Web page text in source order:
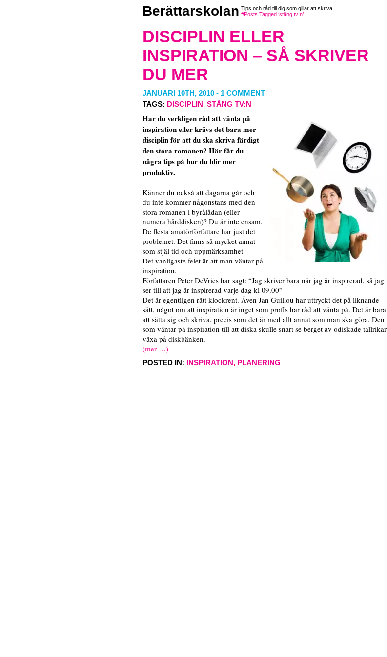
Berättarskolan Tips och råd till dig som gillar att skriva
#Posts Tagged ‘stäng tv:n’
DISCIPLIN ELLER
INSPIRATION – SÅ SKRIVER
DU MER
JANUARI 10TH, 2010 - 1 COMMENT
TAGS: DISCIPLIN, STÄNG TV:N
Har du verkligen råd att vänta på
inspiration eller krävs det bara mer
disciplin för att du ska skriva färdigt
den stora romanen? Här får du
några tips på hur du blir mer
produktiv.
Känner du också att dagarna går och
du inte kommer någonstans med den
stora romanen i byrålådan (eller
numera hårddisken)? Du är inte ensam.
De flesta amatörförfattare har just det
problemet. Det finns så mycket annat
som stjäl tid och uppmärksamhet.
Det vanligaste felet är att man väntar på
inspiration.
Författaren Peter DeVries har sagt: “Jag skriver bara när jag är inspirerad, så jag
ser till att jag är inspirerad varje dag kl 09.00”
Det är egentligen rätt klockrent. Även Jan Guillou har uttryckt det på liknande
sätt, något om att inspiration är inget som proffs har råd att vänta på. Det är bara
att sätta sig och skriva, precis som det är med allt annat som man ska göra. Den
som väntar på inspiration till att diska skulle snart se berget av odiskade tallrikar
växa på diskbänken.
(mer …)
POSTED IN: INSPIRATION, PLANERING